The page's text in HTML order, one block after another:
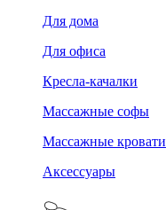
Для дома
Для офиса
Кресла-качалки
Массажные софы
Массажные кровати
Аксессуары